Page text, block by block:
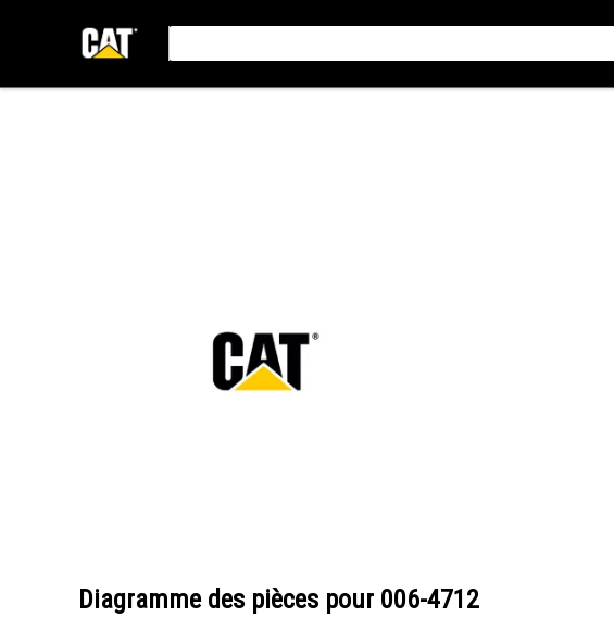
Diagramme des pièces pour 006-4712